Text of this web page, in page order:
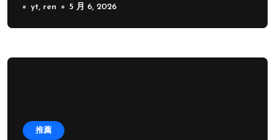
yt, ren 5 月 6, 2026
推薦